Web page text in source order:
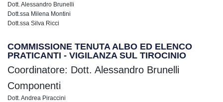
Dott. Alessandro Brunelli
Dott.ssa Milena Montini
Dott.ssa Silva Ricci
COMMISSIONE TENUTA ALBO ED ELENCO
PRATICANTI - VIGILANZA SUL TIROCINIO
Coordinatore: Dott. Alessandro Brunelli
Componenti
Dott. Andrea Piraccini